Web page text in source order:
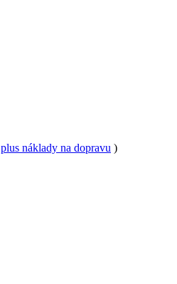
plus náklady na dopravu )